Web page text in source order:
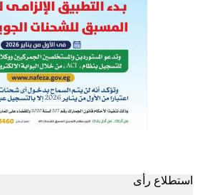
استطلاع رأى